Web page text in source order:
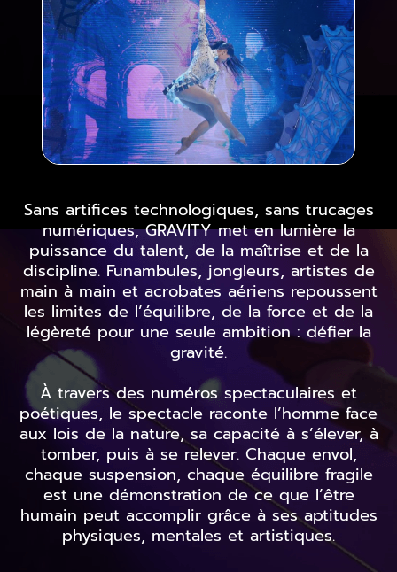
Sans artifices technologiques, sans trucages
numériques, GRAVITY met en lumière la
puissance du talent, de la maîtrise et de la
discipline. Funambules, jongleurs, artistes de
main à main et acrobates aériens repoussent
les limites de l’équilibre, de la force et de la
légèreté pour une seule ambition : défier la
gravité.
À travers des numéros spectaculaires et
poétiques, le spectacle raconte l’homme face
aux lois de la nature, sa capacité à s’élever, à
tomber, puis à se relever. Chaque envol,
chaque suspension, chaque équilibre fragile
est une démonstration de ce que l’être
humain peut accomplir grâce à ses aptitudes
physiques, mentales et artistiques.